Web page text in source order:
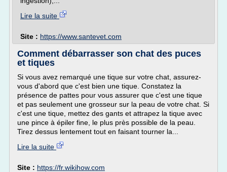
Lire la suite
Site : https://www.santevet.com
Comment débarrasser son chat des puces
et tiques
Si vous avez remarqué une tique sur votre chat, assurez-
vous d'abord que c'est bien une tique. Constatez la
présence de pattes pour vous assurer que c'est une tique
et pas seulement une grosseur sur la peau de votre chat. Si
c'est une tique, mettez des gants et attrapez la tique avec
une pince à épiler fine, le plus près possible de la peau.
Tirez dessus lentement tout en faisant tourner la...
Lire la suite
Site : https://fr.wikihow.com